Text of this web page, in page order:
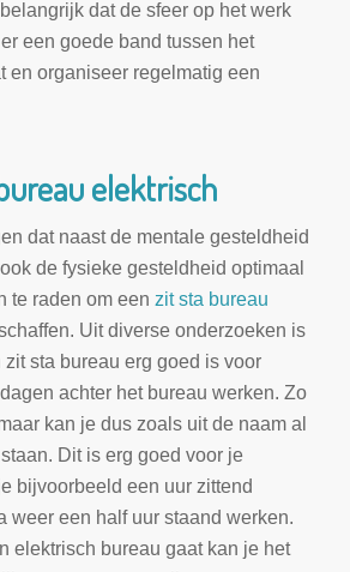
dat de sfeer op het werk
een goede band tussen het
en organiseer regelmatig een
elektrisch
dat naast de mentale gesteldheid
de fysieke gesteldheid optimaal
te raden om een zit sta bureau
Uit diverse onderzoeken is
sta bureau erg goed is voor
achter het bureau werken. Zo
kan je dus zoals uit de naam al
Dit is erg goed voor je
bijvoorbeeld een uur zittend
weer een half uur staand werken.
elektrisch bureau gaat kan je het